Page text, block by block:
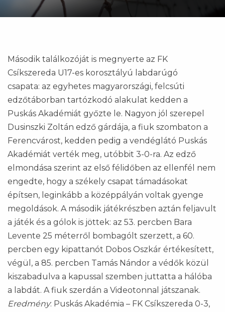
Második találkozóját is megnyerte az FK
Csíkszereda U17-es korosztályú labdarúgó
csapata: az egyhetes magyarországi, felcsúti
edzőtáborban tartózkodó alakulat kedden a
Puskás Akadémiát győzte le. Nagyon jól szerepel
Dusinszki Zoltán edző gárdája, a fiuk szombaton a
Ferencvárost, kedden pedig a vendéglátó Puskás
Akadémiát verték meg, utóbbit 3-0-ra. Az edző
elmondása szerint az első félidőben az ellenfél nem
engedte, hogy a székely csapat támadásokat
építsen, leginkább a középpályán voltak gyenge
megoldások. A második játékrészben aztán feljavult
a játék és a gólok is jöttek: az 53. percben Bara
Levente 25 méterről bombagólt szerzett, a 60.
percben egy kipattanót Dobos Oszkár értékesített,
végül, a 85. percben Tamás Nándor a védők közül
kiszabadulva a kapussal szemben juttatta a hálóba
a labdát. A fiuk szerdán a Videotonnal játszanak.
Eredmény: Puskás Akadémia – FK Csíkszereda 0-3,